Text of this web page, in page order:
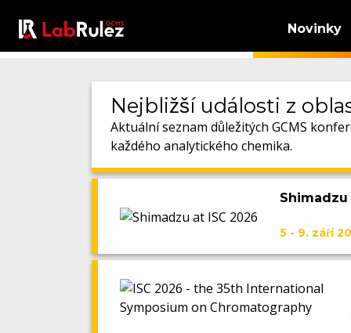
Novinky
Nejbližší události z
Aktuální seznam důležitých GCMS
každého analytického chemika.
Shimadzu
5 - 9. září